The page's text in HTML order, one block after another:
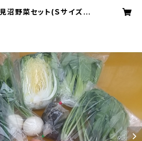
見沼野菜セット(Ｓサイズ／